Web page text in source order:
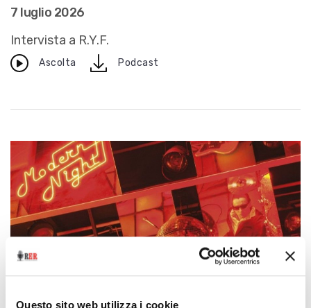
Questo sito web utilizza i cookie
7 luglio 2026
Intervista a R.Y.F.
Ascolta downloadPodcast